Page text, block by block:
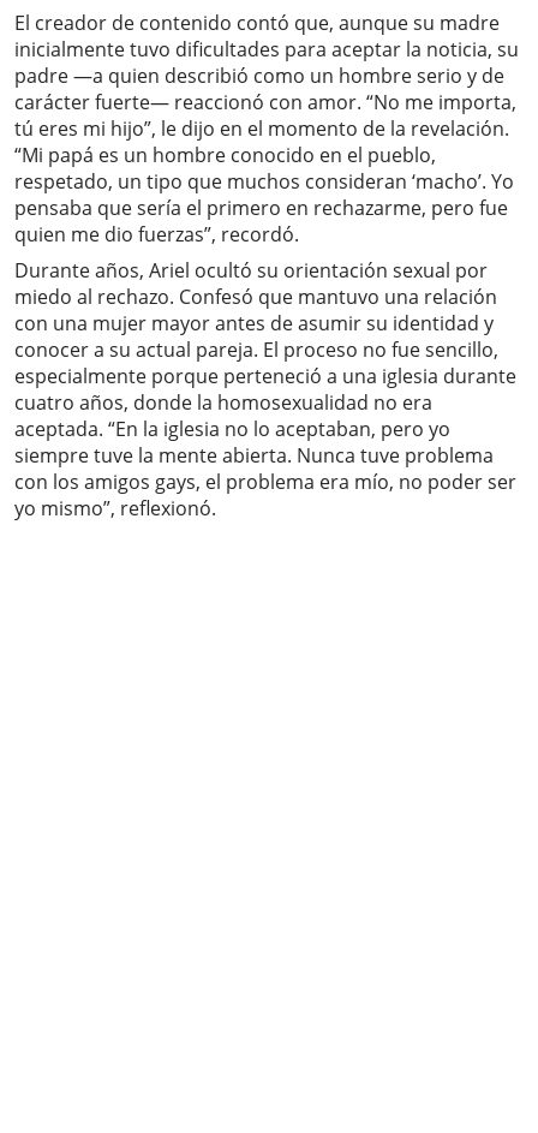
El creador de contenido contó que, aunque su madre
inicialmente tuvo dificultades para aceptar la noticia, su
padre —a quien describió como un hombre serio y de
carácter fuerte— reaccionó con amor. “No me importa,
tú eres mi hijo”, le dijo en el momento de la revelación.
“Mi papá es un hombre conocido en el pueblo,
respetado, un tipo que muchos consideran ‘macho’. Yo
pensaba que sería el primero en rechazarme, pero fue
quien me dio fuerzas”, recordó.
Durante años, Ariel ocultó su orientación sexual por
miedo al rechazo. Confesó que mantuvo una relación
con una mujer mayor antes de asumir su identidad y
conocer a su actual pareja. El proceso no fue sencillo,
especialmente porque perteneció a una iglesia durante
cuatro años, donde la homosexualidad no era
aceptada. “En la iglesia no lo aceptaban, pero yo
siempre tuve la mente abierta. Nunca tuve problema
con los amigos gays, el problema era mío, no poder ser
yo mismo”, reflexionó.